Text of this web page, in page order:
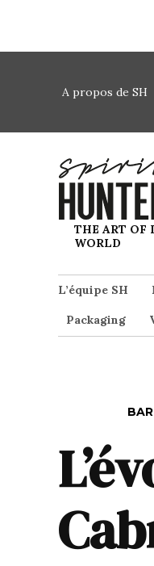
A propos de SH
Spirits
THE ART OF
WORLD
L’équipe SH
Packaging
BAR